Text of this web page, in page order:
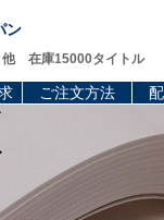
ン
他 在庫15000タイトル
ご注文方法